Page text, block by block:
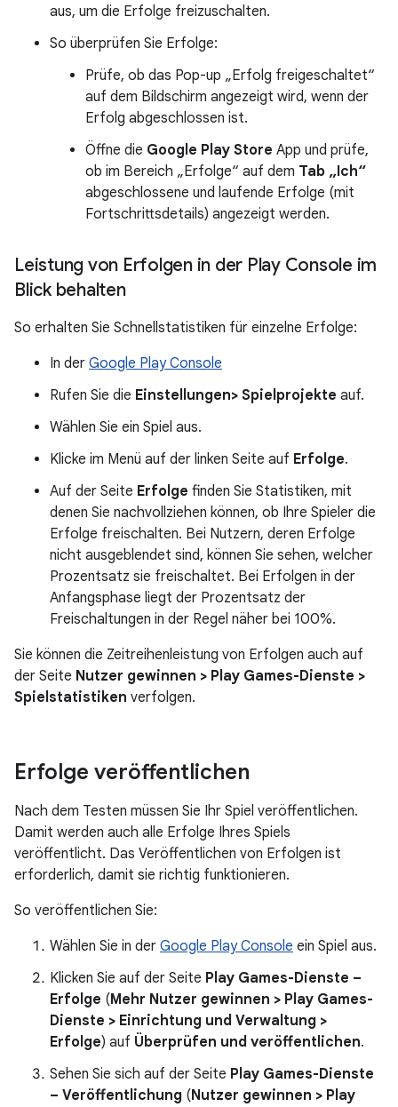
aus, um die Erfolge freizuschalten.
So überprüfen Sie Erfolge:
Prüfe, ob das Pop-up „Erfolg freigeschaltet“
auf dem Bildschirm angezeigt wird, wenn der
Erfolg abgeschlossen ist.
Öffne die Google Play Store App und prüfe,
ob im Bereich „Erfolge“ auf dem Tab „Ich“
abgeschlossene und laufende Erfolge (mit
Fortschrittsdetails) angezeigt werden.
Leistung von Erfolgen in der Play Console im
Blick behalten
So erhalten Sie Schnellstatistiken für einzelne Erfolge:
In der Google Play Console
Rufen Sie die Einstellungen> Spielprojekte auf.
Wählen Sie ein Spiel aus.
Klicke im Menü auf der linken Seite auf Erfolge.
Auf der Seite Erfolge finden Sie Statistiken, mit
denen Sie nachvollziehen können, ob Ihre Spieler die
Erfolge freischalten. Bei Nutzern, deren Erfolge
nicht ausgeblendet sind, können Sie sehen, welcher
Prozentsatz sie freischaltet. Bei Erfolgen in der
Anfangsphase liegt der Prozentsatz der
Freischaltungen in der Regel näher bei 100%.
Sie können die Zeitreihenleistung von Erfolgen auch auf
der Seite Nutzer gewinnen > Play Games-Dienste >
Spielstatistiken verfolgen.
Erfolge veröffentlichen
Nach dem Testen müssen Sie Ihr Spiel veröffentlichen.
Damit werden auch alle Erfolge Ihres Spiels
veröffentlicht. Das Veröffentlichen von Erfolgen ist
erforderlich, damit sie richtig funktionieren.
So veröffentlichen Sie:
Wählen Sie in der Google Play Console ein Spiel aus.
Klicken Sie auf der Seite Play Games-Dienste –
Erfolge (Mehr Nutzer gewinnen > Play Games-
Dienste > Einrichtung und Verwaltung >
Erfolge) auf Überprüfen und veröffentlichen.
Sehen Sie sich auf der Seite Play Games-Dienste
– Veröffentlichung (Nutzer gewinnen > Play